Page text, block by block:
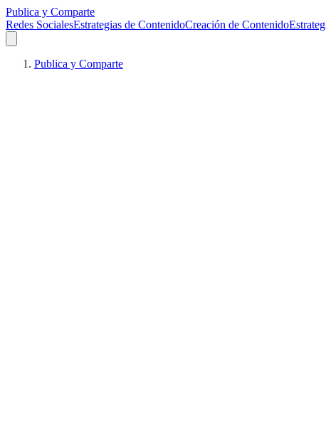
Publica y Comparte
Redes SocialesEstrategias de ContenidoCreación de Contenido
Publica y Comparte